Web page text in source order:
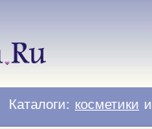
Каталоги: косметики и